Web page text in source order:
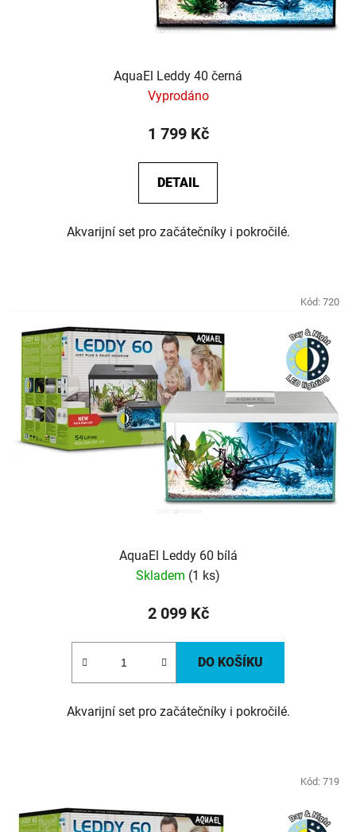
AquaEl Leddy 40 černá
Vyprodáno
1 799 Kč
DETAIL
Akvarijní set pro začátečníky i pokročilé.
AquaEl Leddy 60 bílá
Skladem (1 ks)
2 099 Kč
DO KOŠÍKU
Akvarijní set pro začátečníky i pokročilé.
Kód: 720
Kód: 719